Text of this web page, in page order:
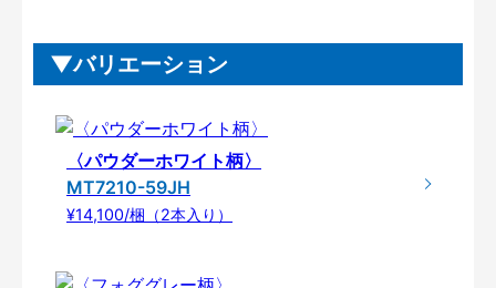
バリエーション
〈パウダーホワイト柄〉
MT7210-59JH
¥14,100/梱（2本入り）